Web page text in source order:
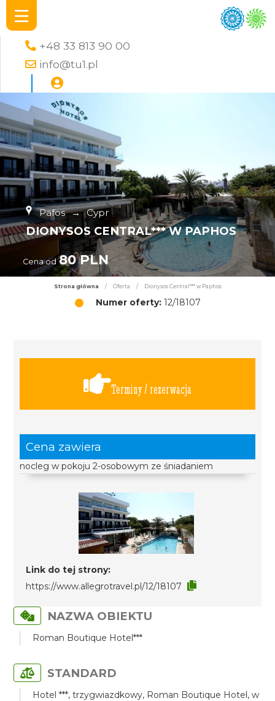
+48 33 813 90 00
info@tu1.pl
Pafos → Cypr
DIONYSOS CENTRAL*** W PAPHOS
Cena od 80 PLN
Strona główna / Oferta / Dionysos Central*** w Paphos
Numer oferty:12/18107
Terminy / rezerwacja
Cena zawiera
nocleg w pokoju 2-osobowym ze śniadaniem
Link do tej strony:
https://www.allegrotravel.pl/12/18107
NAZWA OBIEKTU
Roman Boutique Hotel***
STANDARD
Hotel ***, trzygwiazdkowy, Roman Boutique Hotel, w